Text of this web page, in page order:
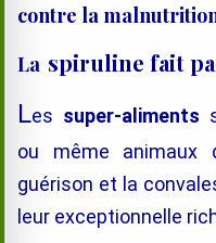
contre la
La spiruline fait
Les super-aliments
ou même animaux
guérison et la
leur exceptionnelle